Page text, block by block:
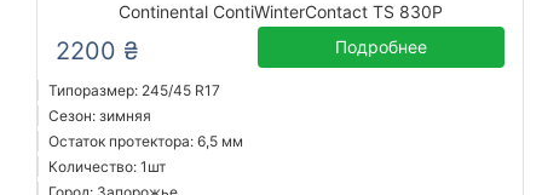
Continental ContiWinterContact TS 830P
2200 ₴ Подробнее
Типоразмер: 245/45 R17
Сезон: зимняя
Остаток протектора: 6,5 мм
Количество: 1шт